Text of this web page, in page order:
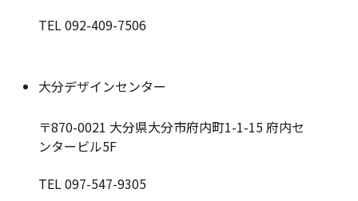
TEL 092-409-7506
大分デザインセンター
〒870-0021 大分県大分市府内町1-1-15 府内セ
ンタービル5F
TEL 097-547-9305